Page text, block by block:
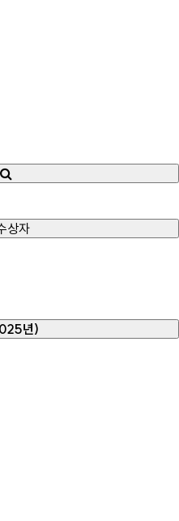
상자
년)